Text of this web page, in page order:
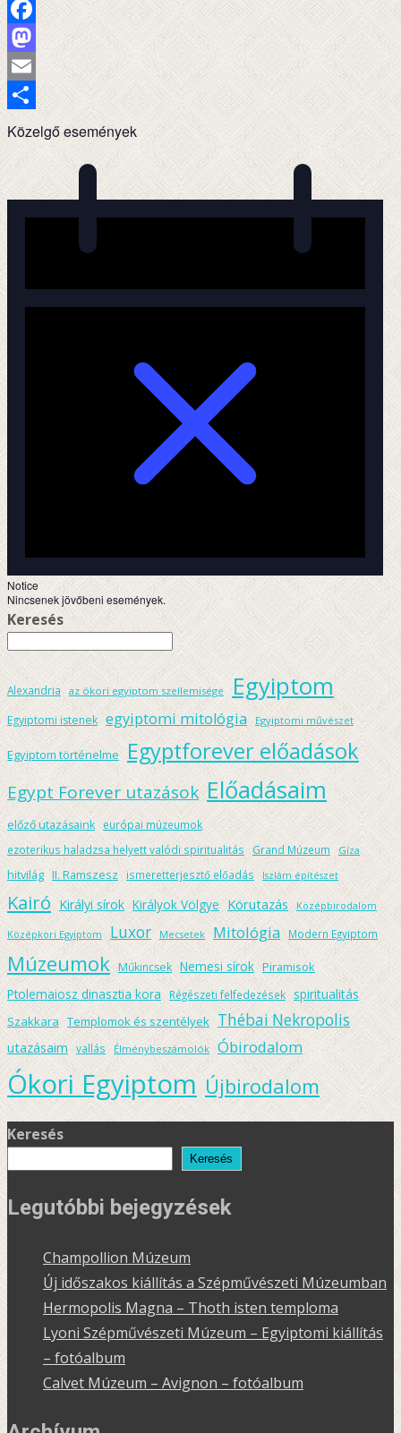
Facebook
Mastodon
Email
Ossza
meg
Közelgő események
Notice
Nincsenek jövőbeni események.
Keresés
Alexandria az ókori egyiptom szellemisége Egyiptom
Egyiptomi istenek egyiptomi mitológia Egyiptomi művészet
Egyiptom történelme Egyptforever előadások
Egypt Forever utazások Előadásaim
előző utazásaink
európai múzeumok
ezoterikus haladzsa helyett valódi spiritualitás
Grand Múzeum Gíza
hitvilág II. Ramszesz ismeretterjesztő előadás Iszlám építészet
Kairó Királyi sírok Királyok Völgye Körutazás Középbirodalom
Középkori Egyiptom Luxor Mecsetek Mitológia Modern Egyiptom
Múzeumok Műkincsek Nemesi sírok Piramisok
Ptolemaiosz dinasztia kora
Régészeti felfedezések spiritualitás
Szakkara Templomok és szentélyek Thébai Nekropolis
utazásaim vallás Élménybeszámolók Óbirodalom
Ókori Egyiptom Újbirodalom
Keresés
Keresés
Legutóbbi bejegyzések
Champollion Múzeum
Új időszakos kiállítás a Szépművészeti Múzeumban
Hermopolis Magna – Thoth isten temploma
Lyoni Szépművészeti Múzeum – Egyiptomi kiállítás
– fotóalbum
Calvet Múzeum – Avignon – fotóalbum